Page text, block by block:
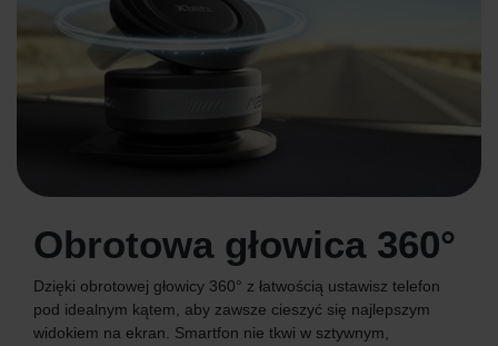
Obrotowa głowica 360°
Dzięki obrotowej głowicy 360° z łatwością ustawisz telefon
pod idealnym kątem, aby zawsze cieszyć się najlepszym
widokiem na ekran. Smartfon nie tkwi w sztywnym,